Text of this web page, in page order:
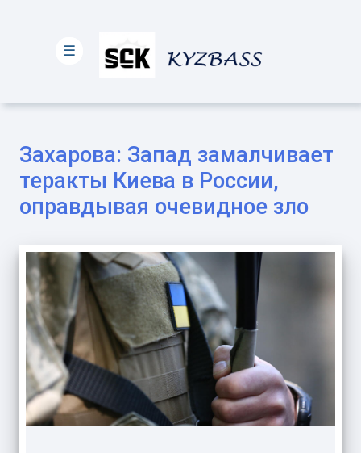
Захарова: Запад замалчивает
теракты Киева в России,
оправдывая очевидное зло
☰